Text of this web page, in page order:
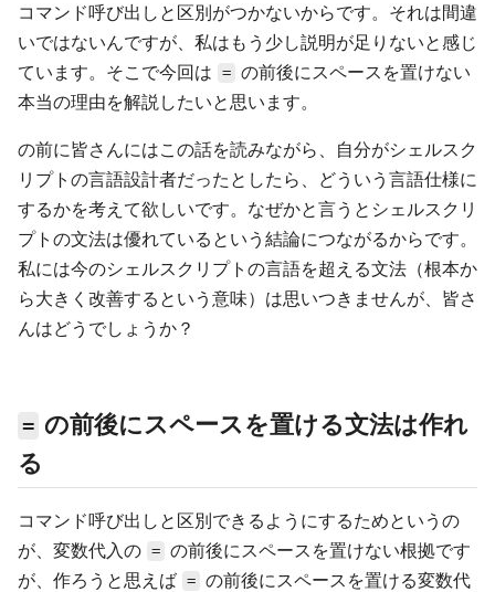
コマンド呼び出しと区別がつかないからです。それは間違
いではないんですが、私はもう少し説明が足りないと感じ
ています。そこで今回は
= の前後にスペースを置けない
本当の理由を解説したいと思います。
の前に皆さんにはこの話を読みながら、自分がシェルスク
リプトの言語設計者だったとしたら、どういう言語仕様に
するかを考えて欲しいです。なぜかと言うとシェルスクリ
プトの文法は優れているという結論につながるからです。
私には今のシェルスクリプトの言語を超える文法（根本か
ら大きく改善するという意味）は思いつきませんが、皆さ
んはどうでしょうか？
= の前後にスペースを置ける文法は作れ
る
コマンド呼び出しと区別できるようにするためというの
が、変数代入の = の前後にスペースを置けない根拠です
が、作ろうと思えば = の前後にスペースを置ける変数代